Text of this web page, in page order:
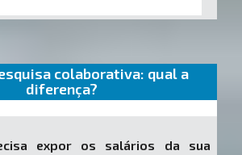
colaborativa: qual a
diferença?
expor os salários da sua